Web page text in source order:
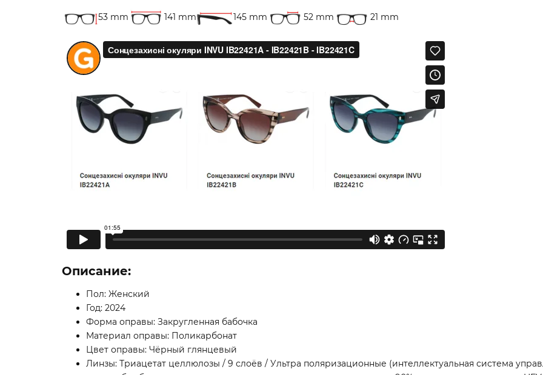
53 mm 141 mm 145 mm 52 mm 21 mm
Описание:
Пол: Женский
Год: 2024
Форма оправы: Закругленная бабочка
Материал оправы: Поликарбонат
Цвет оправы: Чёрный глянцевый
Линзы: Триацетат целлюлозы / 9 слоёв / Ультра поляризационные (интеллектуальная система